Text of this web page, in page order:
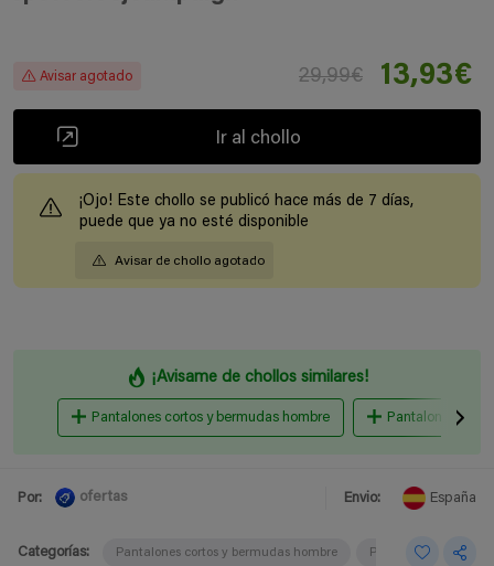
Avisar agotado 29,99€ 13,93€
Ir al chollo
¡Ojo! Este chollo se publicó hace más de 7 días,
puede que ya no esté disponible
Avisar de chollo agotado
¡Avisame de chollos similares!
Pantalones cortos y bermudas hombre Pantalones y
Por: ofertas Envio: España
Categorías: Pantalones cortos y bermudas hombre Pantalones y